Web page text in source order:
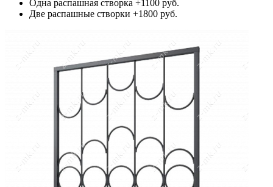
Одна распашная створка +1100 руб.
Две распашные створки +1800 руб.